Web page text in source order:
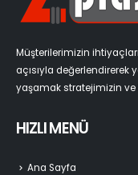
Müşterilerimizin
açısıyla değerlendirerek
yaşamak stratejimizin ve
HIZLI MENÜ
Ana Sayfa